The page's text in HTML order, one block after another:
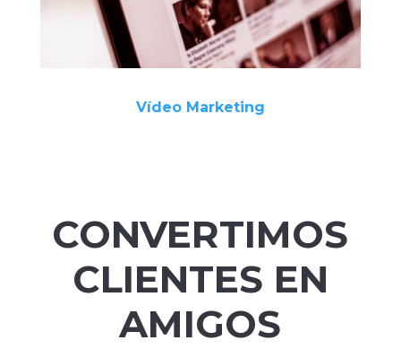
Vídeo Marketing
CONVERTIMOS
CLIENTES EN
AMIGOS